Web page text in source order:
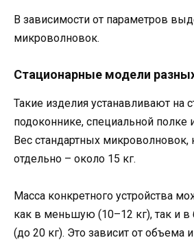
В зависимости от параметров
микроволновок.
Стационарные модели
Такие изделия устанавливают на
подоконнике, специальной полке
Вес стандартных микроволновок,
отдельно – около 15 кг.
Масса конкретного устройства
как в меньшую (10–12 кг), так и
(до 20 кг). Это зависит от объема